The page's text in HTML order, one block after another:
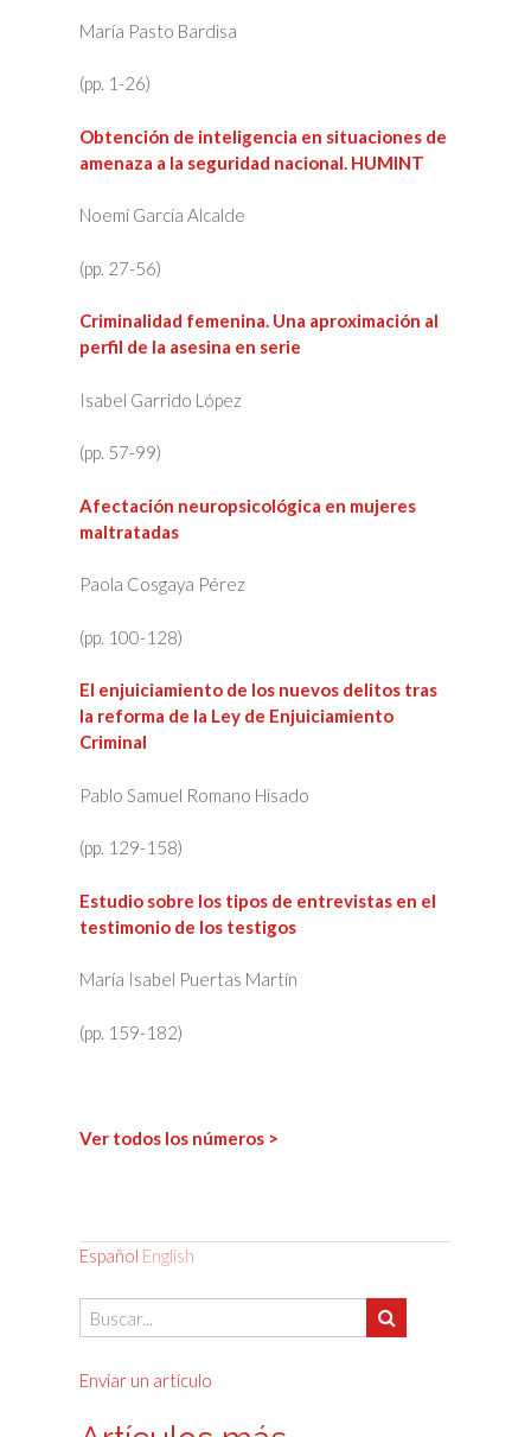
María Pasto Bardisa
(pp. 1-26)
Obtención de inteligencia en situaciones de
amenaza a la seguridad nacional. HUMINT
Noemí García Alcalde
(pp. 27-56)
Criminalidad femenina. Una aproximación al
perfil de la asesina en serie
Isabel Garrido López
(pp. 57-99)
Afectación neuropsicológica en mujeres
maltratadas
Paola Cosgaya Pérez
(pp. 100-128)
El enjuiciamiento de los nuevos delitos tras
la reforma de la Ley de Enjuiciamiento
Criminal
Pablo Samuel Romano Hisado
(pp. 129-158)
Estudio sobre los tipos de entrevistas en el
testimonio de los testigos
María Isabel Puertas Martín
(pp. 159-182)
Ver todos los números >
Español English
Enviar un artículo